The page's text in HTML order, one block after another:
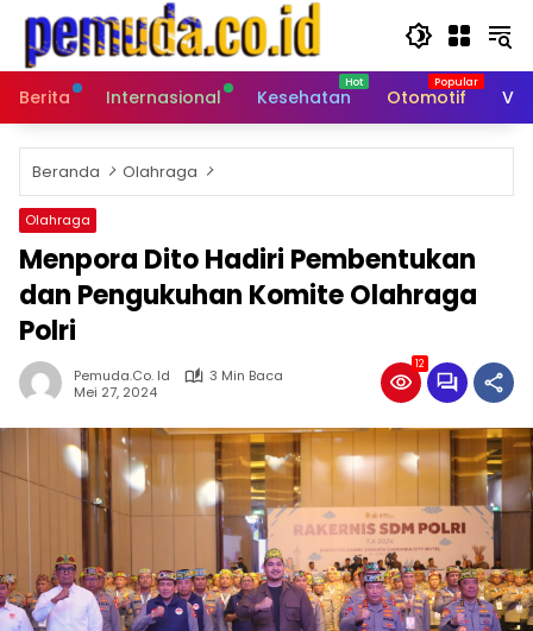
Langsung
konten
Berita
Internasional Kesehatan Otomotif
Beranda Olahraga
Olahraga
Menpora Dito Hadiri Pembentukan
dan Pengukuhan Komite Olahraga
Polri
Pemuda.co. Id
3 Min Baca
Mei 27, 2024
12